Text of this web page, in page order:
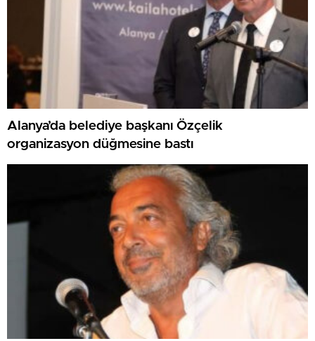
Alanya’da belediye başkanı Özçelik
organizasyon düğmesine bastı